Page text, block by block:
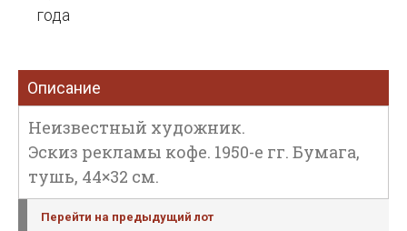
года
Описание
Неизвестный художник.
Эскиз рекламы кофе. 1950-е гг. Бумага,
тушь, 44×32 см.
Перейти на предыдущий лот